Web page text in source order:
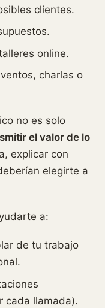
clientes.
online.
charlas o
no es solo
el valor de lo
explicar con
elegirte a
a:
de tu trabajo
cada llamada).